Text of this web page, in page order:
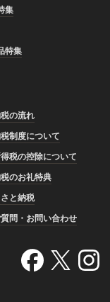
集
特集
の流れ
制度について
税の控除について
のお礼特典
と納税
問・お問い合わせ